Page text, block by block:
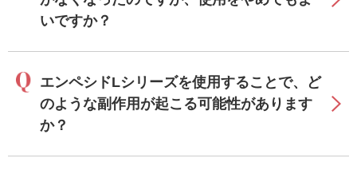
いですか？
エンペシドLシリーズを使用することで、ど
のような副作用が起こる可能性があります
か？